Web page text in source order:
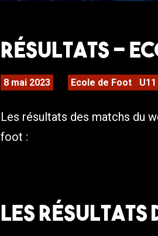
Résultats –
8 mai 2023 Ecole de Foot U11
Les résultats des matchs du
foot :
Les résultats